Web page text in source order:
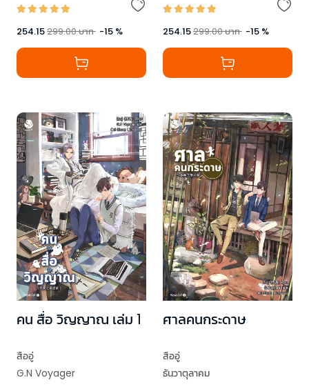
254.15299.00บาท -15 % 254.15299.00บาท -15 %
คน สื่อ วิญญาณ เล่ม 1
สืออู่
G.N Voyager
ศาลคนกระดาษ
สืออู่
ธันวาตุลาคม